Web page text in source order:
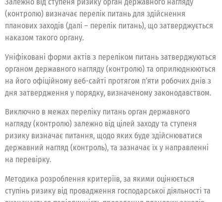
Залежно від ступеня ризику орган державного нагляду
(контролю) визначає перелік питань для здійснення
планових заходів (далі – перелік питань), що затверджується
наказом такого органу.
Уніфіковані форми актів з переліком питань затверджуються
органом державного нагляду (контролю) та оприлюднюються
на його офіційному веб-сайті протягом п’яти робочих днів з
дня затвердження у порядку, визначеному законодавством.
Виключно в межах переліку питань орган державного
нагляду (контролю) залежно від цілей заходу та ступеня
ризику визначає питання, щодо яких буде здійснюватися
державний нагляд (контроль), та зазначає їх у направленні
на перевірку.
Методика розроблення критеріїв, за якими оцінюється
ступінь ризику від провадження господарської діяльності та